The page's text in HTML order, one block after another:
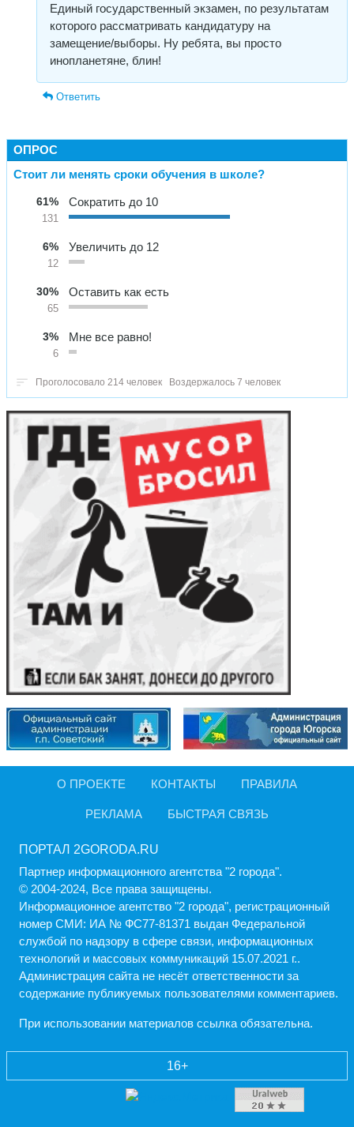
Единый государственный экзамен, по результатам
которого рассматривать кандидатуру на
замещение/выборы. Ну ребята, вы просто
инопланетяне, блин!
Ответить
ОПРОС
Стоит ли менять сроки обучения в школе?
61%
131
Сократить до 10
6%
12
Увеличить до 12
30%
65
Оставить как есть
3%
6
Мне все равно!
Проголосовало 214 человек Воздержалось 7 человек
О ПРОЕКТЕ КОНТАКТЫ ПРАВИЛА
РЕКЛАМА БЫСТРАЯ СВЯЗЬ
ПОРТАЛ 2GORODA.RU
Партнер информационного агентства "2 города".
© 2004-2024, Все права защищены.
Информационное агентство "2 города", регистрационный
номер СМИ: ИА № ФС77-81371 выдан Федеральной
службой по надзору в сфере связи, информационных
технологий и массовых коммуникаций 15.07.2021 г..
Администрация cайта не несёт ответственности за
содержание публикуемых пользователями комментариев.
При использовании материалов ссылка обязательна.
16+